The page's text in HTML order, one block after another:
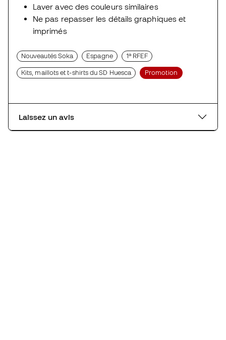
Laver avec des couleurs similaires
Ne pas repasser les détails graphiques et
imprimés
Nouveautés Soka Espagne 1ª RFEF
Kits, maillots et t-shirts du SD Huesca Promotion
Laissez un avis